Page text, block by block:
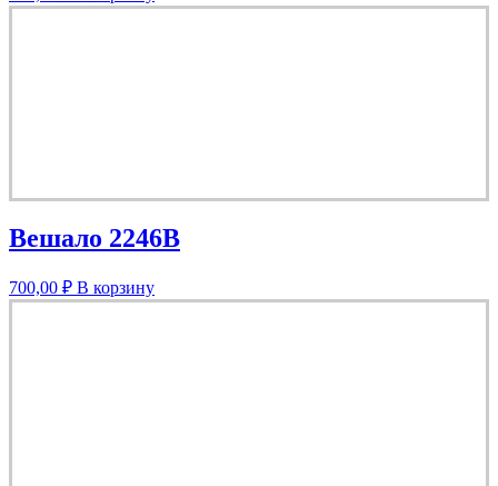
Вешало 2246B
700,00 ₽ В корзину